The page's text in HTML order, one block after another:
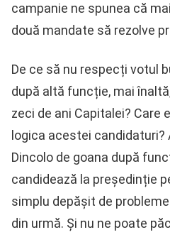
campanie ne spunea că
două mandate să rezolve
De ce să nu respecți votul
după altă funcție, mai
zeci de ani Capitalei? Care
logica acestei candidaturi?
Dincolo de goana după
candidează la președinție
simplu depășit de
din urmă. Și nu ne poate